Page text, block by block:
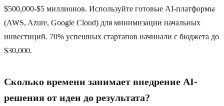
$500,000-$5 миллионов. Используйте готовые AI-платформы
(AWS, Azure, Google Cloud) для минимизации начальных
инвестиций. 70% успешных стартапов начинали с бюджета до
$30,000.
Сколько времени занимает внедрение AI-
решения от идеи до результата?